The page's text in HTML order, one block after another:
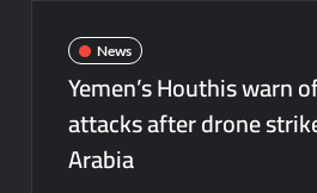
News
Yemen’s Houthis warn
attacks after drone
Arabia